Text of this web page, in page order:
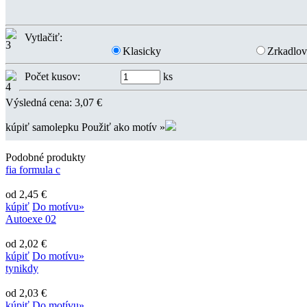
Vytlačiť:
Klasicky
Počet kusov: ks
Výsledná cena: 3,07 €
kúpiť samolepku Použiť ako motív »
Podobné produkty
fia formula c
od 2,45 €
kúpiť Do motívu»
Autoexe 02
od 2,02 €
kúpiť Do motívu»
tynikdy
od 2,03 €